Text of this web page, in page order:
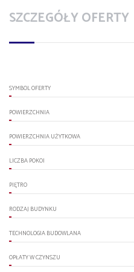
SZCZEGÓŁY OFERTY
SYMBOL OFERTY
POWIERZCHNIA
POWIERZCHNIA UŻYTKOWA
LICZBA POKOI
PIĘTRO
RODZAJ BUDYNKU
TECHNOLOGIA BUDOWLANA
OPŁATY W CZYNSZU